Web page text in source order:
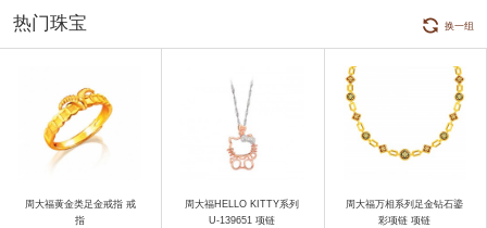
热门珠宝 换一组
周大福黄金类足金戒指 戒
指
周大福HELLO KITTY系列
U-139651 项链
周大福万相系列足金钻石鎏
彩项链 项链